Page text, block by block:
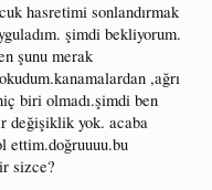
hasretimi sonlandırmak
şimdi bekliyorum.
şunu merak
,ağrı
biri olmadı.şimdi ben
değişiklik yok. acaba
ettim.doğruuuu.bu
sizce?